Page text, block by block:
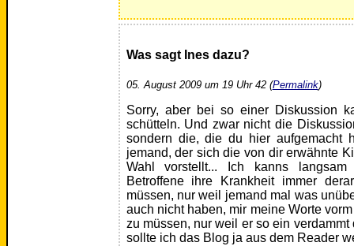
Was sagt Inesdazu?
05. August 2009 um 19 Uhr 42 (Permalink)
Sorry, aber bei so einer Diskussion
schütteln. Und zwar nicht die
sondern die, die du hier aufgemacht
jemand, der sich die von dir erwähnte
Wahl vorstellt... Ich kanns
Betroffene ihre Krankheit immer
müssen, nur weil jemand mal was
auch nicht haben, mir meine Worte
zu müssen, nur weil er so ein
sollte ich das Blog ja aus dem Reader